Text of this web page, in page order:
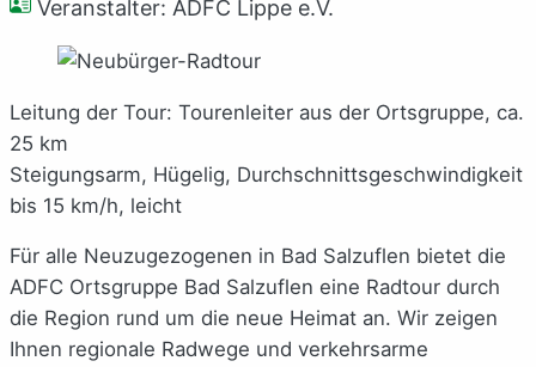
Veranstalter: ADFC Lippe e.V.
Leitung der Tour: Tourenleiter aus der Ortsgruppe, ca.
25 km
Steigungsarm, Hügelig, Durchschnittsgeschwindigkeit
bis 15 km/h, leicht
Für alle Neuzugezogenen in Bad Salzuflen bietet die
ADFC Ortsgruppe Bad Salzuflen eine Radtour durch
die Region rund um die neue Heimat an. Wir zeigen
Ihnen regionale Radwege und verkehrsarme